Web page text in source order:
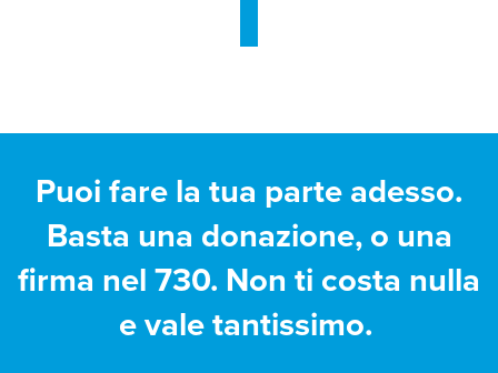
Puoi fare la tua parte adesso.
Basta una donazione, o una
firma nel 730. Non ti costa nulla
e vale tantissimo.